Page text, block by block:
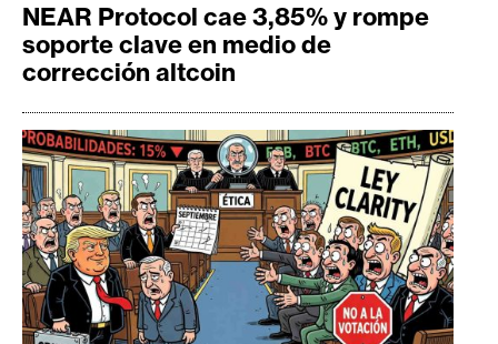
NEAR Protocol cae 3,85% y rompe
soporte clave en medio de
corrección altcoin